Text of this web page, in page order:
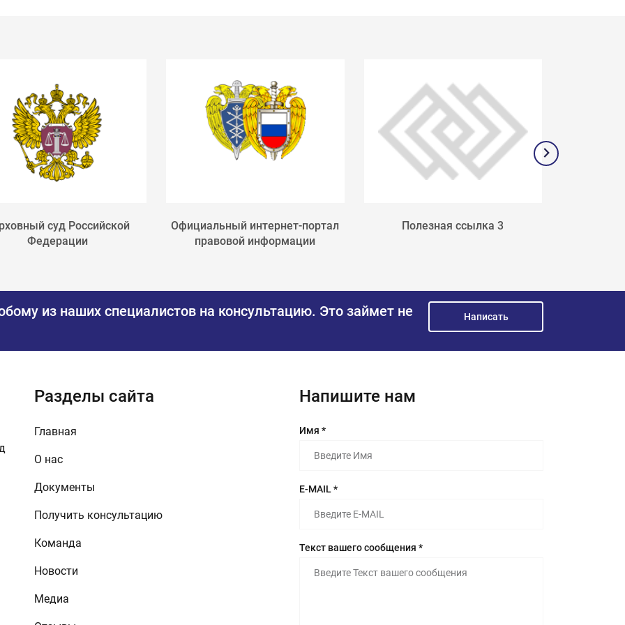
суд Российской
Федерации
Официальный интернет-портал
правовой информации
Полезная ссылка 3
из наших специалистов на консультацию. Это займет не
Написать
Разделы сайта
Главная
О нас
Документы
Получить консультацию
Команда
Новости
Медиа
Напишите нам
Имя *
E-MAIL *
Текст вашего сообщения *